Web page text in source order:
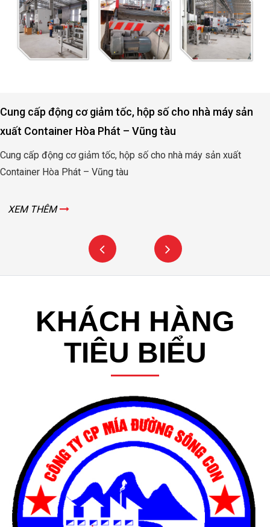
Cung cấp động cơ giảm tốc, hộp số cho nhà máy sản
xuất Container Hòa Phát – Vũng tàu
Cung cấp động cơ giảm tốc, hộp số cho nhà máy sản xuất
Container Hòa Phát – Vũng tàu
XEM THÊM
KHÁCH HÀNG
TIÊU BIỂU